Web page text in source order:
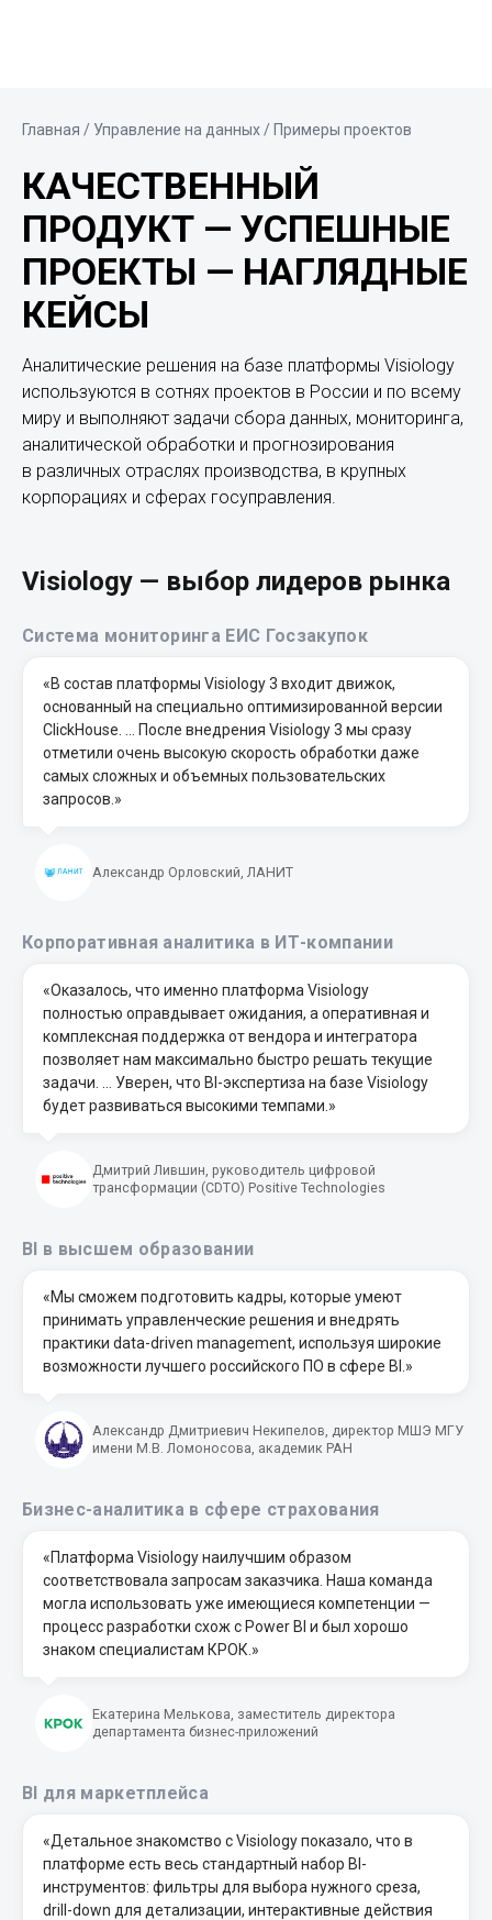
Главная / Управление на данных / Примеры проектов
КАЧЕСТВЕННЫЙ
ПРОДУКТ — УСПЕШНЫЕ
ПРОЕКТЫ — НАГЛЯДНЫЕ
КЕЙСЫ
Аналитические решения на базе платформы Visiology
используются в сотнях проектов в России и по всему
миру и выполняют задачи сбора данных, мониторинга,
аналитической обработки и прогнозирования
в различных отраслях производства, в крупных
корпорациях и сферах госуправления.
Visiology — выбор лидеров рынка
Система мониторинга ЕИС Госзакупок
«В состав платформы Visiology 3 входит движок,
основанный на специально оптимизированной версии
ClickHouse. … После внедрения Visiology 3 мы сразу
отметили очень высокую скорость обработки даже
самых сложных и объемных пользовательских
запросов.»
Александр Орловский, ЛАНИТ
Корпоративная аналитика в ИТ-компании
«Оказалось, что именно платформа Visiology
полностью оправдывает ожидания, а оперативная и
комплексная поддержка от вендора и интегратора
позволяет нам максимально быстро решать текущие
задачи. … Уверен, что BI-экспертиза на базе Visiology
будет развиваться высокими темпами.»
Дмитрий Лившин, руководитель цифровой
трансформации (CDTO) Positive Technologies
BI в высшем образовании
«Мы сможем подготовить кадры, которые умеют
принимать управленческие решения и внедрять
практики data-driven management, используя широкие
возможности лучшего российского ПО в сфере BI.»
Александр Дмитриевич Некипелов, директор МШЭ МГУ
имени М.В. Ломоносова, академик РАН
Бизнес-аналитика в сфере страхования
«Платформа Visiology наилучшим образом
соответствовала запросам заказчика. Наша команда
могла использовать уже имеющиеся компетенции —
процесс разработки схож с Power BI и был хорошо
знаком специалистам КРОК.»
Екатерина Мелькова, заместитель директора
департамента бизнес-приложений
BI для маркетплейса
«Детальное знакомство с Visiology показало, что в
платформе есть весь стандартный набор BI-
инструментов: фильтры для выбора нужного среза,
drill-down для детализации, интерактивные действия